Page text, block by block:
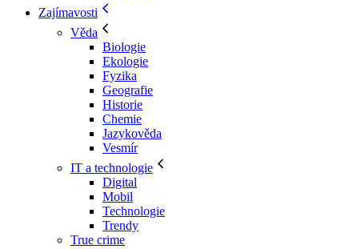
Zajímavosti
Věda
Biologie
Ekologie
Fyzika
Geografie
Historie
Chemie
Jazykověda
Vesmír
IT a technologie
Digital
Mobil
Technologie
Trendy
True crime